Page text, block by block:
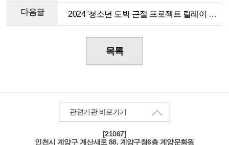
다음글 2024 '청소년 도박 근절 프로젝트 릴레이 챌린지'
목록
관련기관 바로가기
[21067]
인천시 계양구 계산새로 88, 계양구청6층 계양문화원